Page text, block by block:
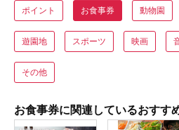
ポイント お食事券 動物園
遊園地 スポーツ 映画
その他
お食事券に関連しているおすす